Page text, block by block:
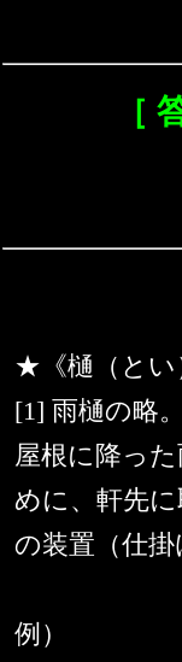
［
★《樋（とい
[1] 雨樋の略。
屋根に降っ
めに、軒先
の装置（仕掛
例）